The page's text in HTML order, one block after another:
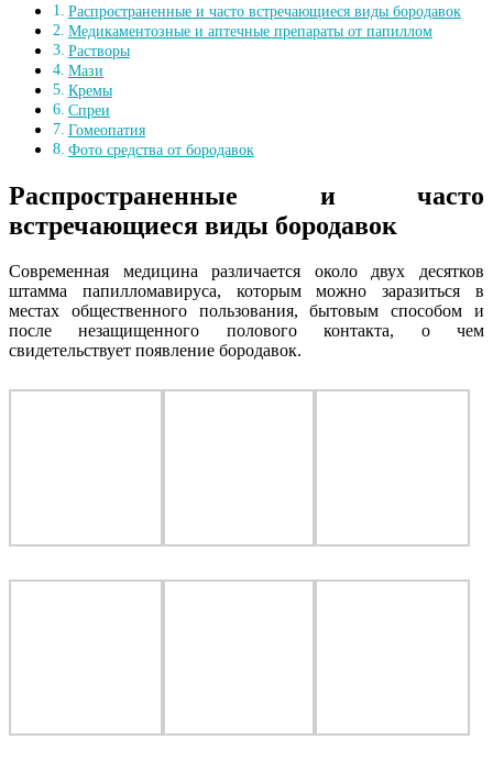
Распространенные и часто встречающиеся виды бородавок
Медикаментозные и аптечные препараты от папиллом
Растворы
Мази
Кремы
Спреи
Гомеопатия
Фото средства от бородавок
Распространенные и часто
встречающиеся виды бородавок
Современная медицина различается около двух десятков
штамма папилломавируса, которым можно заразиться в
местах общественного пользования, бытовым способом и
после незащищенного полового контакта, о чем
свидетельствует появление бородавок.